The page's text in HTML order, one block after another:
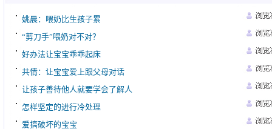
姚晨：喂奶比生孩子累
“剪刀手”喂奶对不对？
好办法让宝宝乖乖起床
共情：让宝宝爱上跟父母对话
让孩子善待他人就要学会了解人
怎样坚定的进行冷处理
爱搞破坏的宝宝